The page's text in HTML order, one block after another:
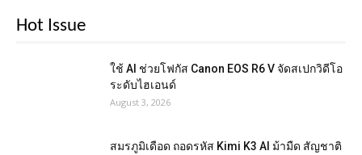
Hot Issue
ใช้ AI ช่วยโฟกัส Canon EOS R6 V จัดสเปกวิดีโอ
ระดับไฮเอนด์
August 3, 2026
สมรภูมิเดือด ถอดรหัส Kimi K3 AI ม้ามืด สัญชาติ